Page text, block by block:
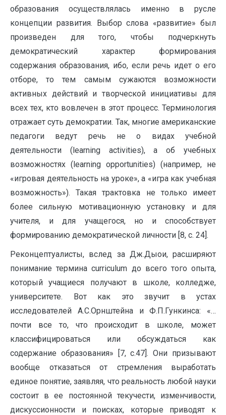
образования осуществлялась именно в русле
концепции развития. Выбор слова «развитие» был
произведен для того, чтобы подчеркнуть
демократический характер формирования
содержания образования, ибо, если речь идет о его
отборе, то тем самым сужаются возможности
активных действий и творческой инициативы для
всех тех, кто вовлечен в этот процесс. Терминология
отражает суть демократии. Так, многие американские
педагоги ведут речь не о видах учебной
деятельности (learning activities), а об учебных
возможностях (learning opportunities) (например, не
«игровая деятельность на уроке», а «игра как учебная
возможность»). Такая трактовка не только имеет
более сильную мотивационную установку и для
учителя, и для учащегося, но и способствует
формированию демократической личности [8, с. 24].
Реконцептуалисты, вслед за Дж.Дыои, расширяют
понимание термина curriculum до всего того опыта,
который учащиеся получают в школе, колледже,
университете. Вот как это звучит в устах
исследователей А.С.Орнштейна и Ф.П.Гункинса: «…
почти все то, что происходит в школе, может
классифицироваться или обсуждаться как
содержание образования» [7, с.47]. Они призывают
вообще отказаться от стремления выработать
единое понятие, заявляя, что реальность любой науки
состоит в ее постоянной текучести, изменчивости,
дискуссионности и поисках, которые приводят к